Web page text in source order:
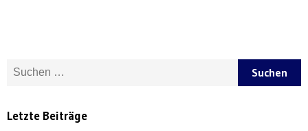
Suche nach:
Letzte Beiträge